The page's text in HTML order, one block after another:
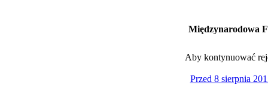
Międzynarodowa
Aby kontynuować
Przed 8 sierpnia